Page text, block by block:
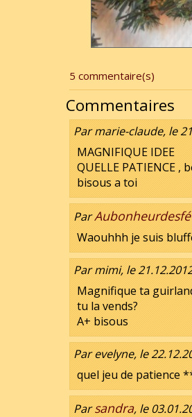
5 commentaire(s)
Commentaires
Par marie-claude, le
MAGNIFIQUE IDEE
QUELLE PATIENCE
bisous a toi
Par
Waouhhh je suis
Par mimi, le
Magnifique ta
tu la vends?
A+ bisous
Par evelyne, le
quel jeu de patience
Parsandra, le